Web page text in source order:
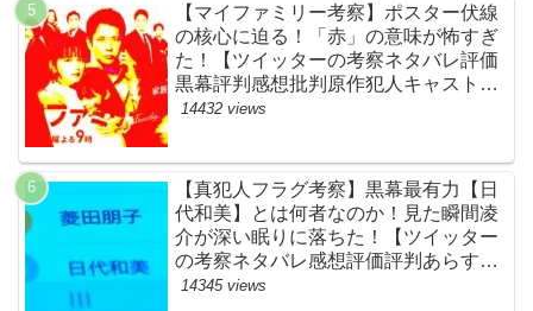
【マイファミリー考察】ポスター伏線
の核心に迫る！「赤」の意味が怖すぎ
た！【ツイッターの考察ネタバレ評価
黒幕評判感想批判原作犯人キャスト脚
本あらすじ伏線まとめ】
14432 views
【真犯人フラグ考察】黒幕最有力【日
代和美】とは何者なのか！見た瞬間凌
介が深い眠りに落ちた！【ツイッター
の考察ネタバレ感想評価評判あらすじ
原作犯人キャスト黒幕伏線まとめ】
14345 views